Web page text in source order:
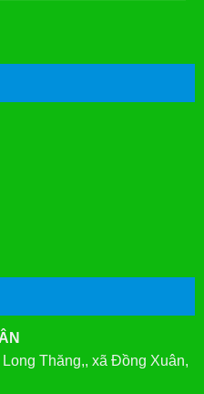
Thăng,, xã Đồng Xuân,